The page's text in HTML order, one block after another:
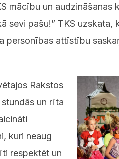
mācību un audzināšanas
sevi pašu!” TKS
personības attīstību
Rakstos
un rīta
kuri neaug
respektēt un